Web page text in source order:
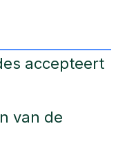
accepteert
van de